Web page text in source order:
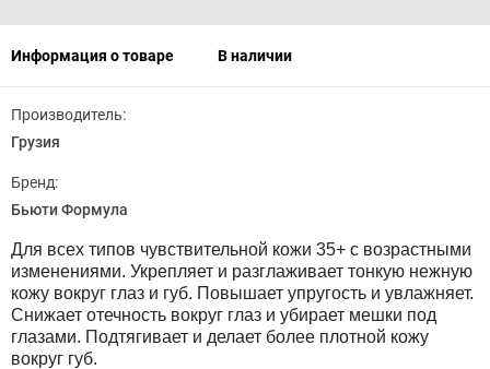
Информация о товаре В наличии
Производитель:
Грузия
Бренд:
Бьюти Формула
Для всех типов чувствительной кожи 35+ с возрастными
изменениями. Укрепляет и разглаживает тонкую нежную
кожу вокруг глаз и губ. Повышает упругость и увлажняет.
Снижает отечность вокруг глаз и убирает мешки под
глазами. Подтягивает и делает более плотной кожу
вокруг губ.